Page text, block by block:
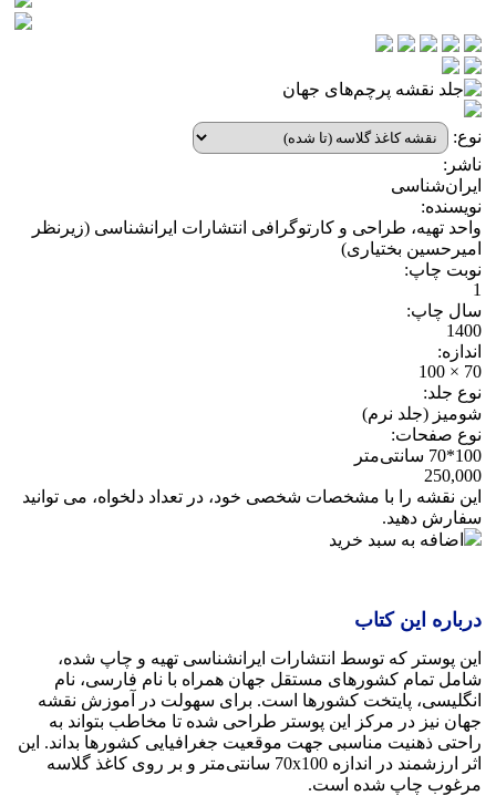
نوع:
ناشر:
ایران‌شناسی
نویسنده:
واحد تهیه، طراحی و کارتوگرافی انتشارات ایرانشناسی (زیرنظر
امیرحسین بختیاری)
نوبت چاپ:
1
سال چاپ:
1400
اندازه:
70 × 100
نوع جلد:
شومیز (جلد نرم)
نوع صفحات:
100*70 سانتی‌متر
250,000
این نقشه را با مشخصات شخصی خود، در تعداد دلخواه، می توانید
سفارش دهید.
اضافه به سبد خرید
درباره این کتاب
این پوستر که توسط انتشارات ایرانشناسی تهیه و چاپ شده،
شامل تمام کشورهای مستقل جهان همراه با نام فارسی، نام
انگلیسی، پایتخت کشورها است. برای سهولت در آموزش نقشه
جهان نیز در مرکز این پوستر طراحی شده تا مخاطب بتواند به
راحتی ذهنیت مناسبی جهت موقعیت جغرافیایی کشورها بداند. این
اثر ارزشمند در اندازه 70x100 سانتی‌متر و بر روی کاغذ گلاسه
مرغوب چاپ شده است.